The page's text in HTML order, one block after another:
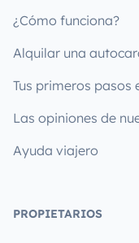
¿Cómo funciona?
Alquilar una
Tus primeros pasos
Las opiniones de
Ayuda viajero
PROPIETARIOS